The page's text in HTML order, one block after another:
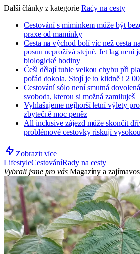
Další články z kategorie Rady na cesty
Cestování s miminkem může být
praxe od maminky
Cesta na východ bolí víc než cesta
posun neprožívá stejně. Jet lag není
biologické hodiny
Češi dělají tuhle velkou chybu při
pořád dokola. Stojí je to klidně i 2
Cestování sólo není smutná
svoboda, kterou si možná zamiluješ
Vyhlašujeme nejhorší letní výlety
zbytečně moc peněz
All inclusive zájezd může skončit
problémové cestovky riskují
Zobrazit více
LifestyleCestováníRady na cesty
Vybrali jsme pro vás Magazíny a